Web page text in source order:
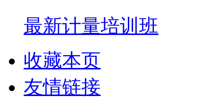
最新计量培训班
收藏本页
友情链接